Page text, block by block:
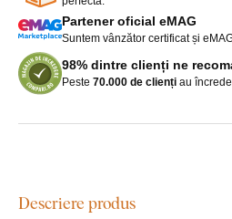
Partener oficial eMAG
Suntem vânzător certificat și
98% dintre clienți ne
Peste 70.000 de clienți au
Descriere produs